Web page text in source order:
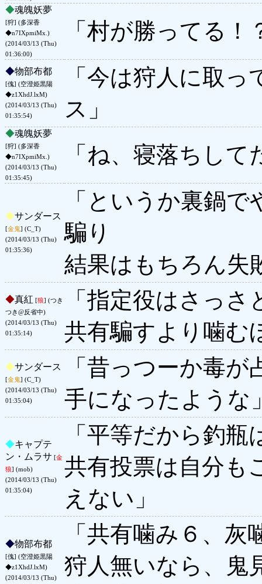
◆魂魄妖夢
[狩] (多深香
◆n7IXpmiMx.)
(2014/03/13 (Thu)
01:36:00)
「村が勝ってる！
◆物部布都
[傀] (空澄姫黒陽
◆z1XhdJ.lxM)
(2014/03/13 (Thu)
01:35:54)
「今は狩人に取
ス」
◆魂魄妖夢
[狩] (多深香
◆n7IXpmiMx.)
(2014/03/13 (Thu)
01:35:45)
「ね、寝落ちして
◆サンダース
[金鬼] (C_T)
(2014/03/13 (Thu)
01:35:36)
「というか裏鍋
騙り
結果はもちろん失
◆真紅 [狼] (つき
つき@反省中)
(2014/03/13 (Thu)
01:35:14)
「指定役はさっ
共有騙すより噛む
◆サンダース
[金鬼] (C_T)
(2014/03/13 (Thu)
01:35:04)
「昔っつーか毒
手になったような
◆キャプテ
ン・ムラサ [金
狼] (mob)
(2014/03/13 (Thu)
01:35:04)
「平等だから釣
共有投票は自分も
えない」
◆物部布都
[傀] (空澄姫黒陽
◆z1XhdJ.lxM)
(2014/03/13 (Thu)
「共有噛み６、
狩人無いなら、鬼